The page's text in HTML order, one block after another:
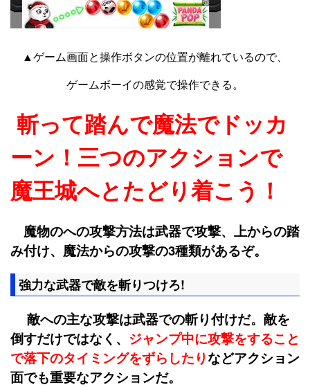
▲ゲーム画面と操作ボタンの位置が離れているので、
ゲームボーイの感覚で操作できる。
斬って踏んで魔法でドッカ
ーン！三つのアクションで
魔王城へとたどり着こう！
魔物のへの攻撃方法は武器で攻撃、上からの踏
み付け、魔法からの攻撃の3種類があるぞ。
強力な武器で敵を斬りつけろ!
敵への主な攻撃は武器での斬り付けだ。敵を
倒すだけではなく、 ジャンプ中に攻撃をすること
で落下のタイミングをずらしたりなどアクション
面でも重要なアクションだ。